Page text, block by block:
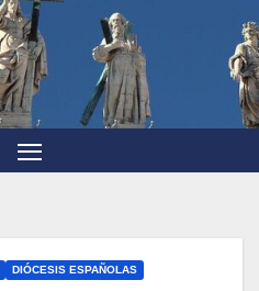
DIÓCESIS ESPAÑOLAS